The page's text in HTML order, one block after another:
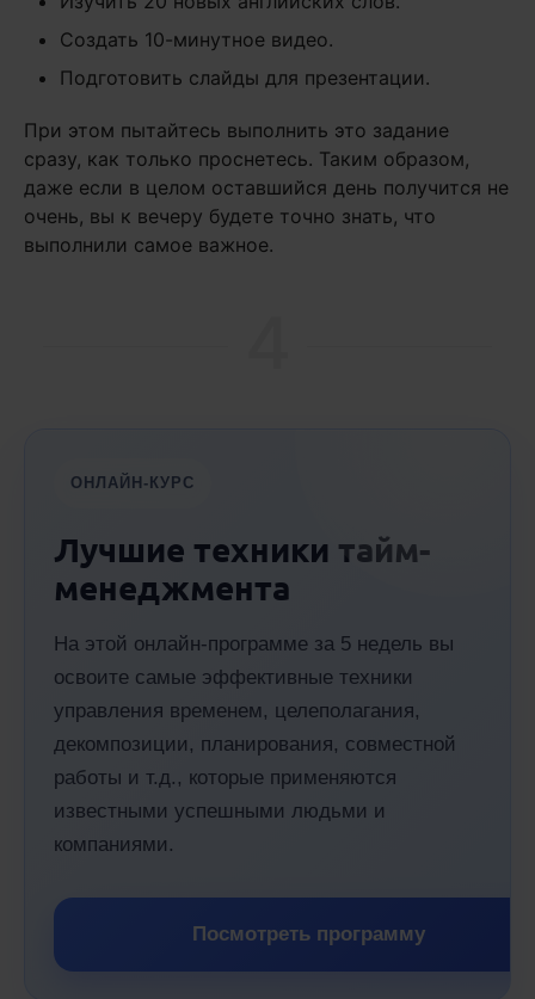
Создать 10-минутное видео.
Подготовить слайды для презентации.
При этом пытайтесь выполнить это задание
сразу, как только проснетесь. Таким образом,
даже если в целом оставшийся день получится не
очень, вы к вечеру будете точно знать, что
выполнили самое важное.
ОНЛАЙН-КУРС
Лучшие техники тайм-
менеджмента
На этой онлайн-программе за 5 недель вы
освоите самые эффективные техники
управления временем, целеполагания,
декомпозиции, планирования, совместной
работы и т.д., которые применяются
известными успешными людьми и
компаниями.
Посмотреть программу